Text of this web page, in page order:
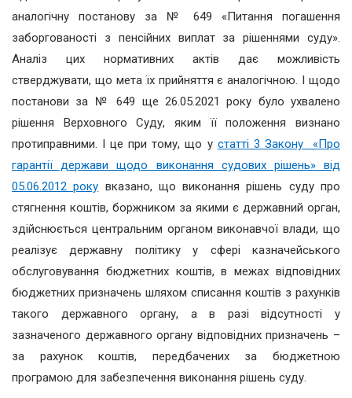
аналогічну постанову за № 649 «Питання погашення
заборгованості з пенсійних виплат за рішеннями суду».
Аналіз цих нормативних актів дає можливість
стверджувати, що мета їх прийняття є аналогічною. І щодо
постанови за № 649 ще 26.05.2021 року було ухвалено
рішення Верховного Суду, яким її положення визнано
протиправними. І це при тому, що у статті 3 Закону «Про
гарантії держави щодо виконання судових рішень» від
05.06.2012 року вказано, що виконання рішень суду про
стягнення коштів, боржником за якими є державний орган,
здійснюється центральним органом виконавчої влади, що
реалізує державну політику у сфері казначейського
обслуговування бюджетних коштів, в межах відповідних
бюджетних призначень шляхом списання коштів з рахунків
такого державного органу, а в разі відсутності у
зазначеного державного органу відповідних призначень –
за рахунок коштів, передбачених за бюджетною
програмою для забезпечення виконання рішень суду.